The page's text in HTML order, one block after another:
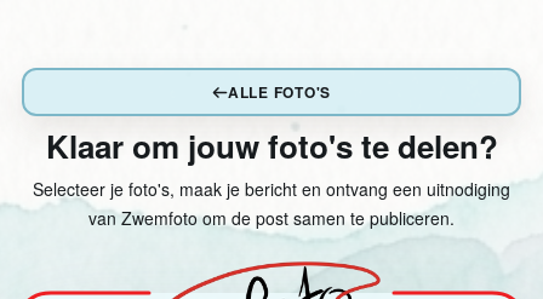
ALLE FOTO'S
Klaar om jouw foto's te delen?
Selecteer je foto's, maak je bericht en ontvang een uitnodiging
van Zwemfoto om de post samen te publiceren.